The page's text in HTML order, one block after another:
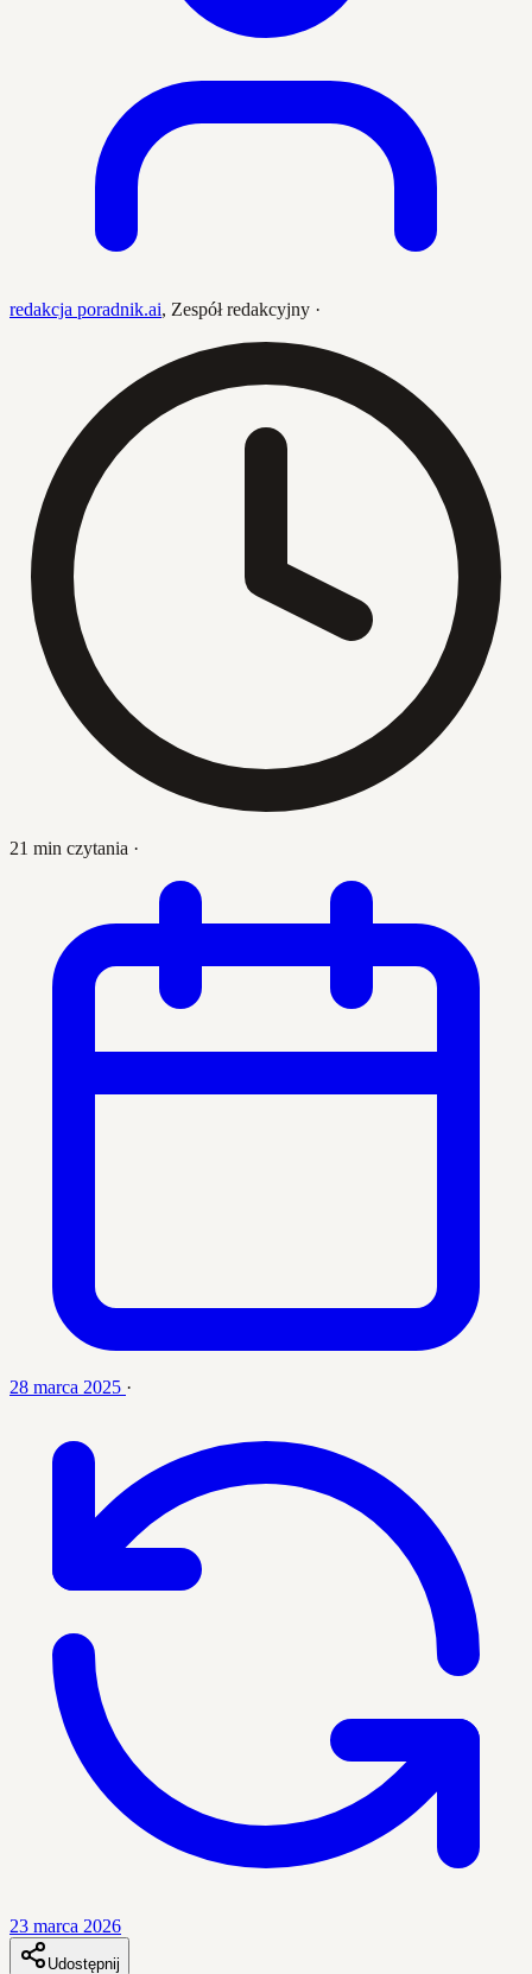
redakcja poradnik.ai, Zespół redakcyjny ·
21 min czytania ·
28 marca 2025 ·
23 marca 2026
Udostępnij